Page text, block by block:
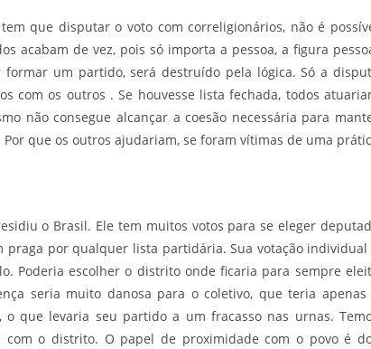
que disputar o voto com correligionários, não é
acabam de vez, pois só importa a pessoa, a figura
um partido, será destruído pela lógica. Só a
com os outros . Se houvesse lista fechada, todos
não consegue alcançar a coesão necessária para
que os outros ajudariam, se foram vítimas de uma
o Brasil. Ele tem muitos votos para se eleger
por qualquer lista partidária. Sua votação individual
Poderia escolher o distrito onde ficaria para sempre
seria muito danosa para o coletivo, que teria apenas
que levaria seu partido a um fracasso nas urnas.
o distrito. O papel de proximidade com o povo é